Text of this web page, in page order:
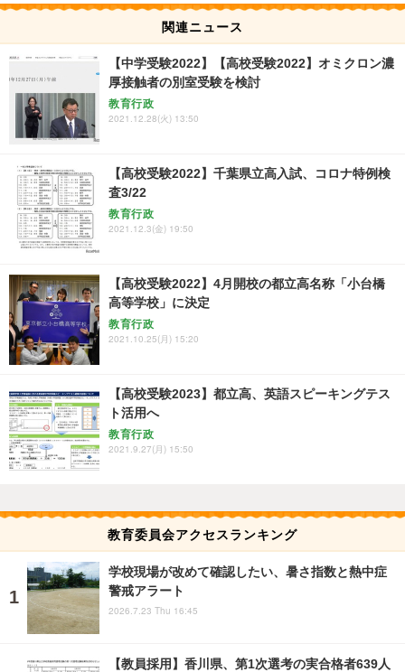
関連ニュース
【中学受験2022】【高校受験2022】オミクロン濃
厚接触者の別室受験を検討
教育行政
2021.12.28(火) 13:50
【高校受験2022】千葉県立高入試、コロナ特例検
査3/22
教育行政
2021.12.3(金) 19:50
【高校受験2022】4月開校の都立高名称「小台橋
高等学校」に決定
教育行政
2021.10.25(月) 15:20
【高校受験2023】都立高、英語スピーキングテス
ト活用へ
教育行政
2021.9.27(月) 15:50
教育委員会アクセスランキング
学校現場が改めて確認したい、暑さ指数と熱中症
警戒アラート
2026.7.23 Thu 16:45
【教員採用】香川県、第1次選考の実合格者639人